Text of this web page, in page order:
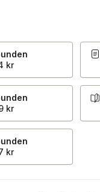
kr
kr
kr